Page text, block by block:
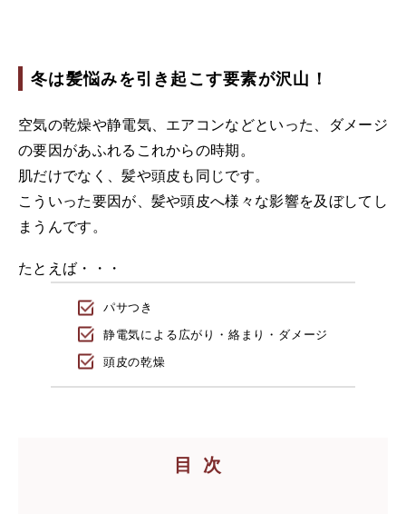
冬は髪悩みを引き起こす要素が沢山！
空気の乾燥や静電気、エアコンなどといった、ダメージ
の要因があふれるこれからの時期。
肌だけでなく、髪や頭皮も同じです。
こういった要因が、髪や頭皮へ様々な影響を及ぼしてし
まうんです。
たとえば・・・
パサつき
静電気による広がり・絡まり・ダメージ
頭皮の乾燥
目次